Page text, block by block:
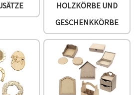
HOLZKÖRBE UND
GESCHENKKÖRBE